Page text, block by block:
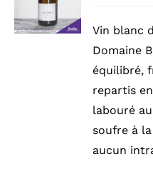
DÉTAILS
Vin blanc
Domaine
équilibré,
repartis
labouré
soufre à
aucun